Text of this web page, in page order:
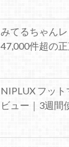
みてるちゃん
47,000件超の
NIPLUX フット
ビュー｜3週間